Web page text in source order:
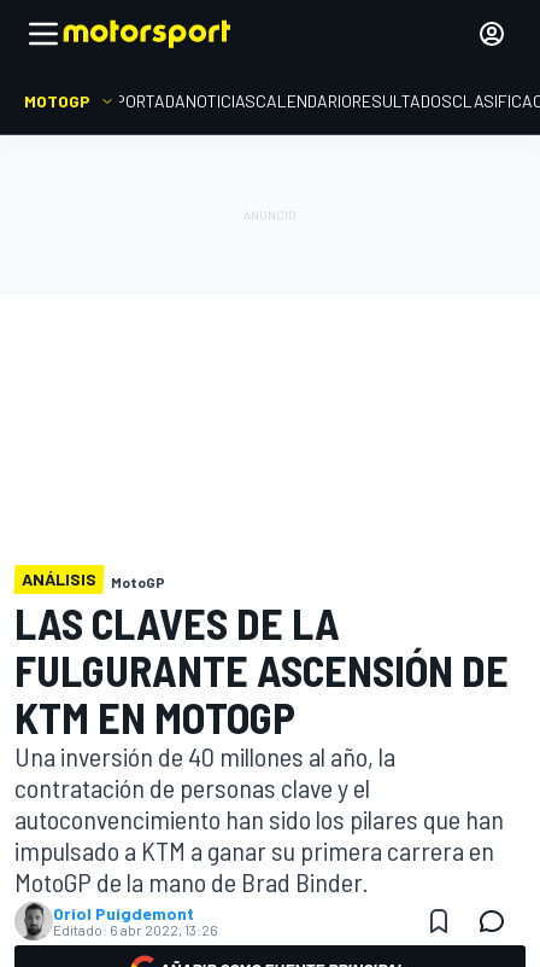
MOTOGP PORTADANOTICIASCALENDARIORESULTADOS
ANÁLISIS MotoGP
LAS CLAVES DE LA
FULGURANTE ASCENSIÓN DE
KTM EN MOTOGP
Una inversión de 40 millones al año, la
contratación de personas clave y el
autoconvencimiento han sido los pilares que han
impulsado a KTM a ganar su primera carrera en
MotoGP de la mano de Brad Binder.
Oriol Puigdemont
Editado: 6 abr 2022, 13:26